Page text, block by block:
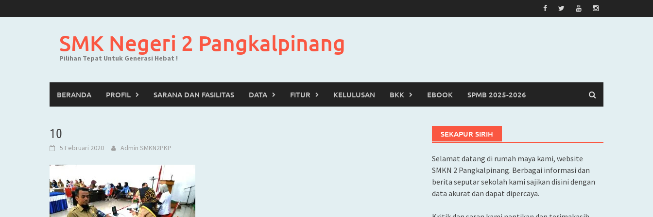
to
SMK Negeri 2 Pangkalpinang
Pilihan Tepat Untuk Generasi Hebat !
BERANDA PROFIL SARANA DAN FASILITAS DATA FITUR KELULUSAN BKK EBOOK SPMB 2025-2026
10
5 Februari 2020 Admin SMKN2PKP
SEKAPUR SIRIH
Selamat datang di rumah maya kami, website
SMKN 2 Pangkalpinang. Berbagai informasi dan
berita seputar sekolah kami sajikan disini dengan
data akurat dan dapat dipercaya.